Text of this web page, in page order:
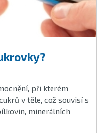
při kterém
v těle, což souvisí s
minerálních